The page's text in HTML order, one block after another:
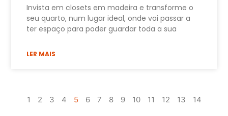
Invista em closets em madeira e transforme o
seu quarto, num lugar ideal, onde vai passar a
ter espaço para poder guardar toda a sua
LER MAIS
1 2 3 4 5 6 7 8 9 10 11 12 13 14